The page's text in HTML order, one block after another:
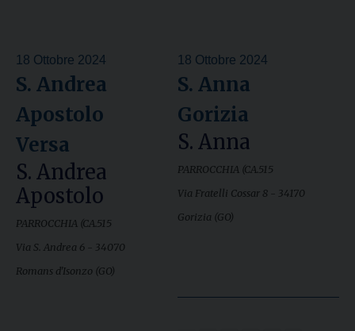
18 Ottobre 2024
S. Andrea
Apostolo
Versa
S. Andrea
Apostolo
PARROCCHIA (CA.515
Via S. Andrea 6 - 34070
Romans d'Isonzo (GO)
18 Ottobre 2024
S. Anna
Gorizia
S. Anna
PARROCCHIA (CA.515
Via Fratelli Cossar 8 - 34170
Gorizia (GO)